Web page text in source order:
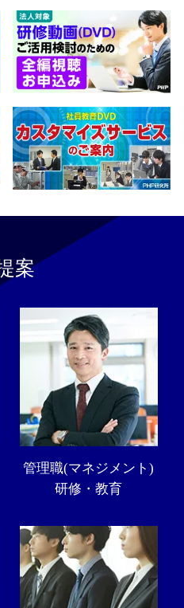
案
管理職(マネジメント)
研修・教育